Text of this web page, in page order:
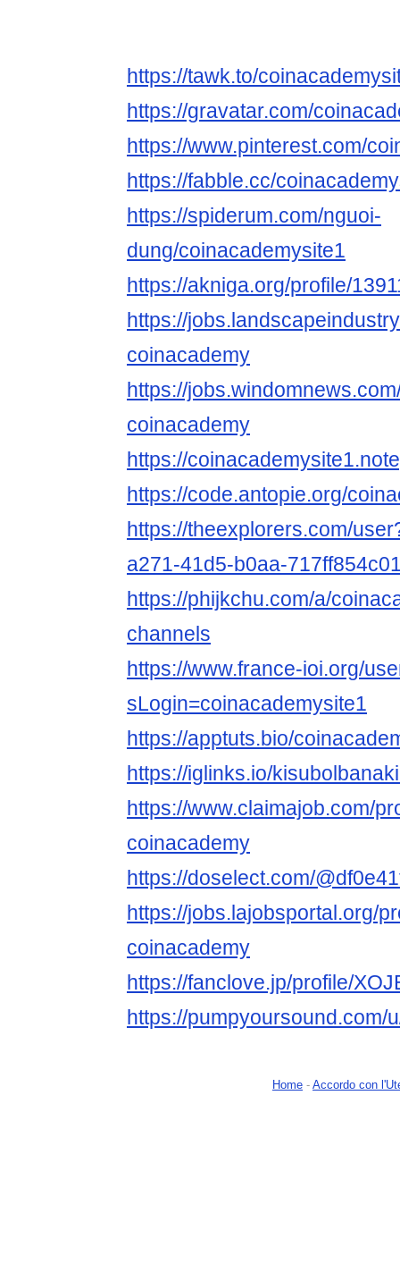
https://tawk.to/
https://gravatar.com/
https://www.pinterest.com/
https://fabble.cc/
https://spiderum.com/nguoi-
dung/coinacademysite1
https://akniga.org/profile/
https://
coinacademy
https://
coinacademy
https://
https://code.antopie.org/
https://theexplorers.com/
a271-41d5-b0aa-
https://phijkchu.com/a/
channels
https://www.france-ioi.org/
sLogin=coinacademysite1
https://apptuts.bio/
https://iglinks.io/
https://www.claimajob.com/
coinacademy
https://doselect.com/
https://jobs.lajobsportal.org/
coinacademy
https://fanclove.jp/profile/
https://pumpyoursound.com/
Home - Accordo con